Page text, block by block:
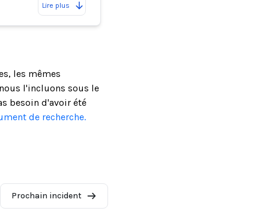
Lire plus
les mêmes
l'incluons sous le
besoin d'avoir été
de recherche.
Prochain incident